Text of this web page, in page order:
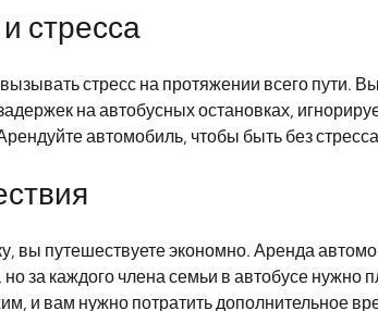
стресса
стресс на протяжении всего пути.
на автобусных остановках,
автомобиль, чтобы быть без
вы путешествуете экономно. Аренда
за каждого члена семьи в автобусе нужно
и вам нужно потратить дополнительное